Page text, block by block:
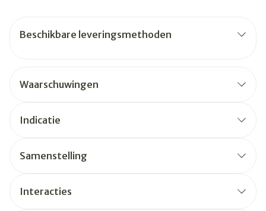
Beschikbare leveringsmethoden
Waarschuwingen
Indicatie
Samenstelling
Interacties